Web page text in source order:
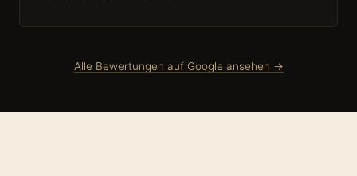
Alle Bewertungen auf Google ansehen →